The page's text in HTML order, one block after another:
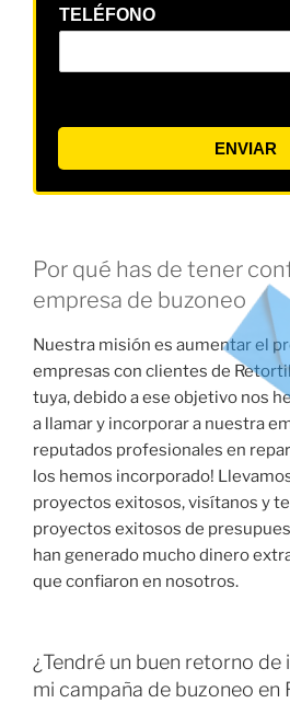
TELÉFONO
ENVIAR
Por qué has de tener
empresa de buzoneo
Nuestra misión es aumentar el
empresas con clientes de
tuya, debido a ese objetivo nos
a llamar y incorporar a nuestra
reputados profesionales en
los hemos incorporado!
proyectos exitosos, visítanos y
proyectos exitosos de
han generado mucho dinero
que confiaron en nosotros.
¿Tendré un buen retorno de
mi campaña de buzoneo en